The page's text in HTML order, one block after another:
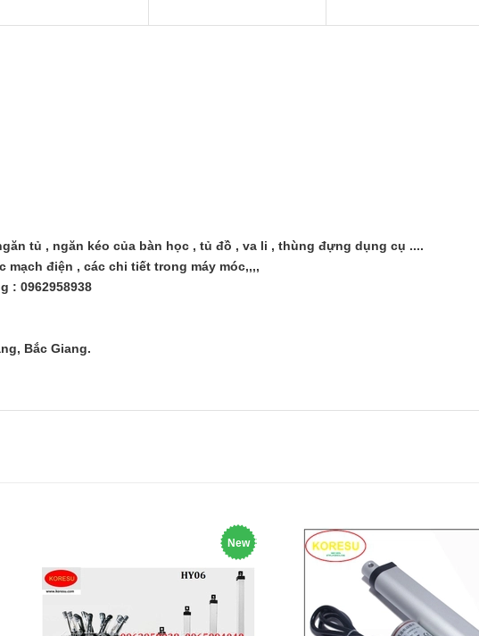
tủ , ngăn kéo của bàn học , tủ đồ , va li , thùng đựng dụng cụ ....
mạch điện , các chi tiết trong máy móc,,,,
: 0962958938
Bắc Giang.
New